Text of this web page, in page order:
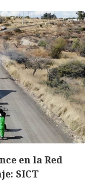
en la Red
SICT